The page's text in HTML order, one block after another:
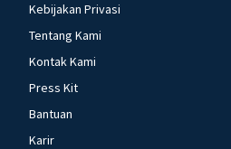
Kebijakan Privasi
Tentang Kami
Kontak Kami
Press Kit
Bantuan
Karir